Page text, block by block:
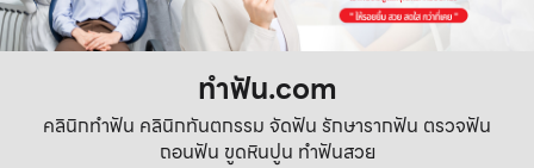
ทําฟัน.com
คลินิกทำฟัน คลินิกทันตกรรม จัดฟัน รักษารากฟัน ตรวจฟัน
ถอนฟัน ขูดหินปูน ทำฟันสวย